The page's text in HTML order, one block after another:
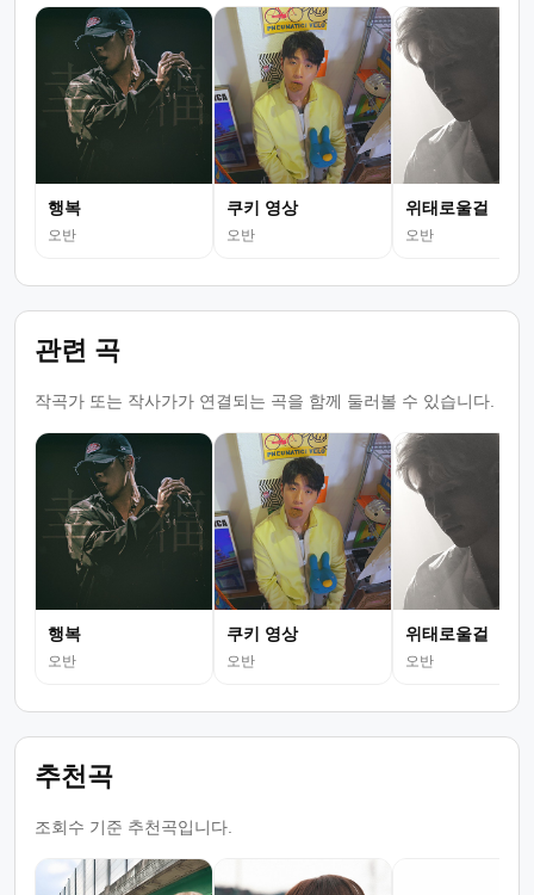
행복
오반
쿠키 영상
오반
위태로울걸
오반
관련 곡
작곡가 또는 작사가가 연결되는 곡을 함께 둘러볼 수 있습니다.
행복
오반
쿠키 영상
오반
위태로울걸
오반
추천곡
조회수 기준 추천곡입니다.